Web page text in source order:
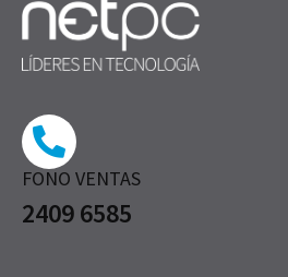
FONO VENTAS
2409 6585